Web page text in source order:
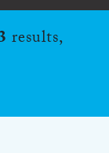
results,